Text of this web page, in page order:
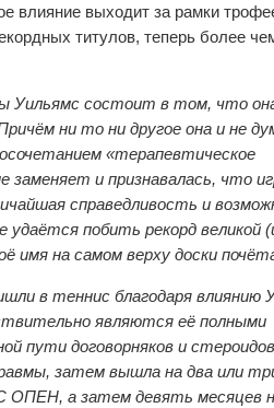
влияние выходит за рамки
титулов, теперь более
Уильямс состоит в том, что
ни то ни другое она и не
«терапевтическое
заменяет и признавалась, что
справедливость и
побить рекорд великой
имя на самом верху доски
в теннис благодаря влиянию
являются её полными
пути договорняков и
затем вышла на два или
ОПЕН, а затем девять месяцев